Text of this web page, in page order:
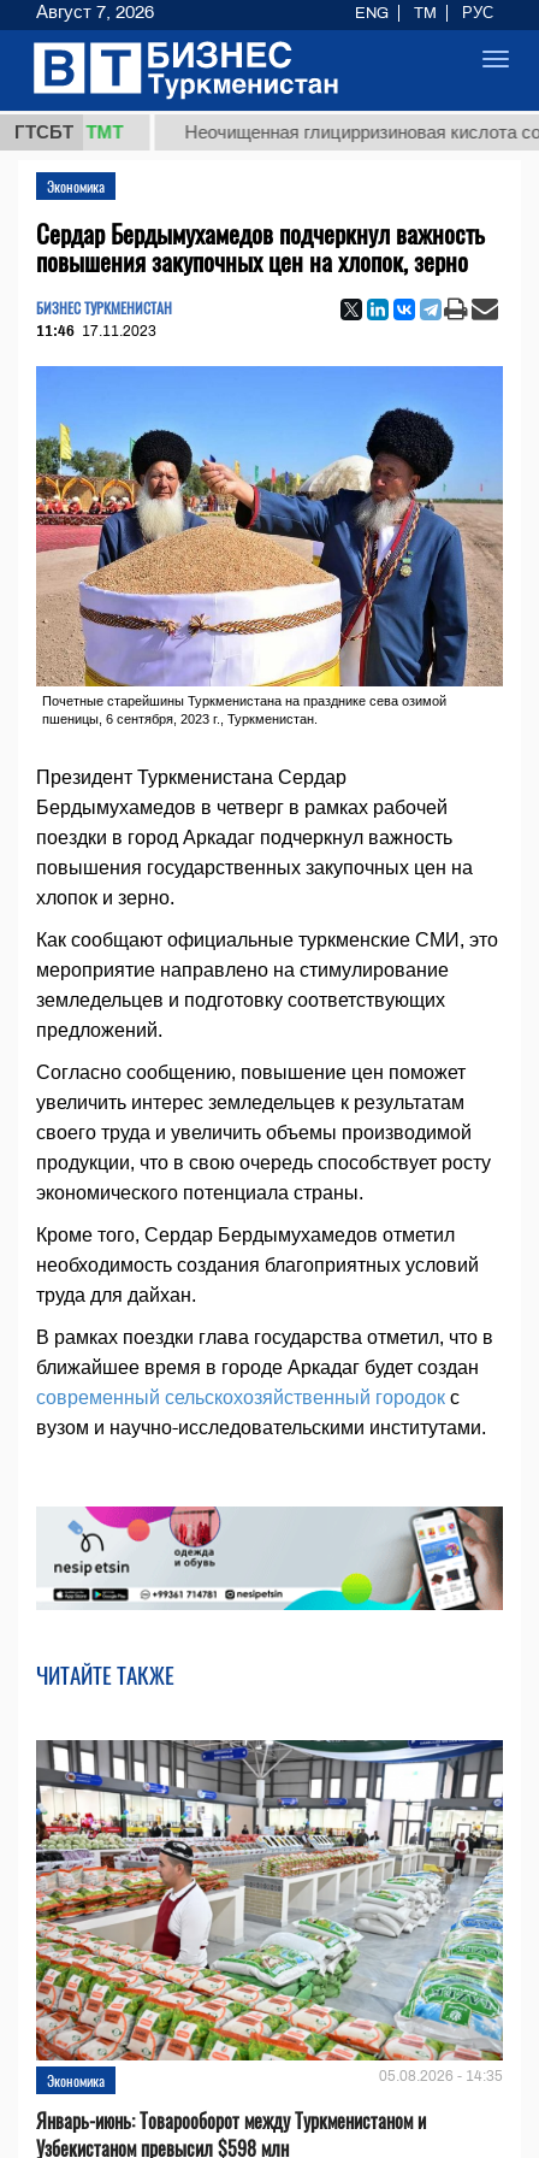
ГТСБТ
ТМТ Неочищенная глицирризиновая кислота
Экономика
Сердар Бердымухамедов подчеркнул важность
повышения закупочных цен на хлопок, зерно
БИЗНЕС ТУРКМЕНИСТАН
11:46 17.11.2023
Почетные старейшины Туркменистана на празднике сева озимой
пшеницы, 6 сентября, 2023 г., Туркменистан.
Президент Туркменистана Сердар
Бердымухамедов в четверг в рамках рабочей
поездки в город Аркадаг подчеркнул важность
повышения государственных закупочных цен на
хлопок и зерно.
Как сообщают официальные туркменские СМИ, это
мероприятие направлено на стимулирование
земледельцев и подготовку соответствующих
предложений.
Согласно сообщению, повышение цен поможет
увеличить интерес земледельцев к результатам
своего труда и увеличить объемы производимой
продукции, что в свою очередь способствует росту
экономического потенциала страны.
Кроме того, Сердар Бердымухамедов отметил
необходимость создания благоприятных условий
труда для дайхан.
В рамках поездки глава государства отметил, что в
ближайшее время в городе Аркадаг будет создан
современный сельскохозяйственный городок с
вузом и научно-исследовательскими институтами.
ЧИТАЙТЕ ТАКЖЕ
Экономика 05.08.2026 - 14:35
Январь-июнь: Товарооборот между Туркменистаном и
Узбекистаном превысил $598 млн
Август 7, 2026 ENG TM РУС